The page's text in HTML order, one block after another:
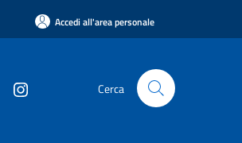
Accedi all'area personale
Cerca